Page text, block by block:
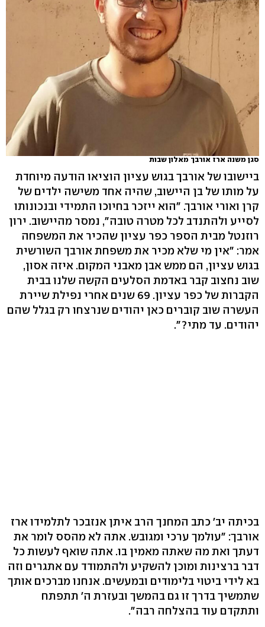
סגן משנה ארז אורבך מאלון שבות
ביישובו של אורבך בגוש עציון הוציאו הודעה מיוחדת
על מותו של בן היישוב, שהיה אחד משישה ילדים של
קרן ואורי אורבך. "הוא ייזכר בחיוכו התמידי ובנכונותו
לסייע ולהתנדב לכל מטרה טובה", נמסר מהיישוב. ירון
רוזנטל מבית הספר כפר עציון שהכיר את המשפחה
אמר: "אין מי שלא מכיר את משפחת אורבך השורשית
בגוש עציון, הם ממש אבן מאבני המקום. איזה אסון,
שוב נחצוב קבר באדמת הסלעים הקשה שלנו בבית
הקברות של כפר עציון. 69 שנים אחרי נפילת שיירת
העשרה שוב קוברים כאן יהודים שנרצחו רק בגלל שהם
יהודים. עד מתי?".
בכיתה יב' כתב המחנך הרב איתן אנזבכר לתלמידו ארז
אורבך: "עולמך ערכי ומגובש. אתה לא מהסס לומר את
דעתך ואת מה שאתה מאמין בו. אתה שואף לעשות כל
דבר ברצינות ומוכן להשקיע ולהתמודד עם אתגרים וזה
בא לידי ביטוי בלימודים ובמעשים. אנחנו מברכים אותך
שתמשיך בדרך זו גם בהמשך ובעזרת ה' תתפתח
ותתקדם עוד בהצלחה רבה".